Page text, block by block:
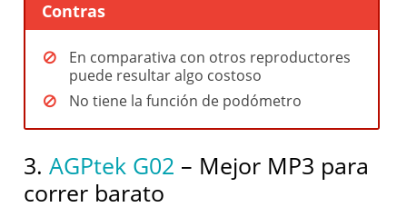
Contras
En comparativa con otros reproductores
puede resultar algo costoso
No tiene la función de podómetro
3.AGPtek G02 – Mejor MP3 para
correr barato